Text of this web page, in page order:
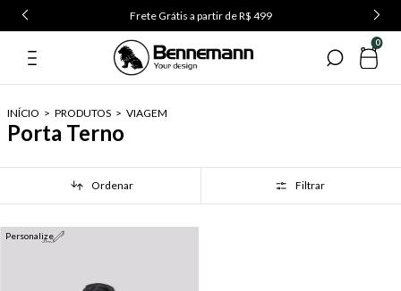
Frete Grátis a partir de R$ 499
0
INÍCIO > PRODUTOS > VIAGEM
Porta Terno
Ordenar Filtrar
Personalize